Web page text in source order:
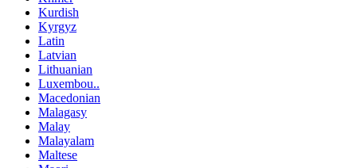
Kurdish
Kyrgyz
Latin
Latvian
Lithuanian
Luxembou..
Macedonian
Malagasy
Malay
Malayalam
Maltese